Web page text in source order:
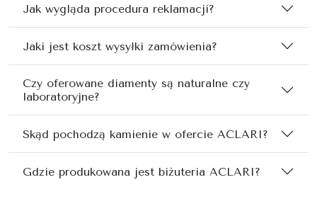
Jak wygląda procedura reklamacji?
Jaki jest koszt wysyłki zamówienia?
Czy oferowane diamenty są naturalne czy
laboratoryjne?
Skąd pochodzą kamienie w ofercie ACLARI?
Gdzie produkowana jest biżuteria ACLARI?